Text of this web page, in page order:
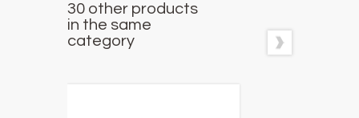
30 other products
in the same
category